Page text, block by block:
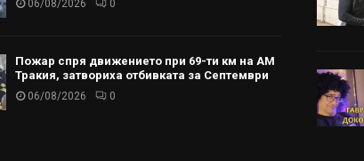
06/08/2026 0
Пожар спря движението при 69-ти км на АМ
Тракия, затвориха отбивката за Септември
06/08/2026 0